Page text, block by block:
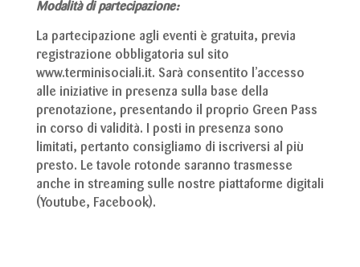
Modalità di partecipazione:
La partecipazione agli eventi è gratuita, previa
registrazione obbligatoria sul sito
www.terminisociali.it. Sarà consentito l’accesso
alle iniziative in presenza sulla base della
prenotazione, presentando il proprio Green Pass
in corso di validità. I posti in presenza sono
limitati, pertanto consigliamo di iscriversi al più
presto. Le tavole rotonde saranno trasmesse
anche in streaming sulle nostre piattaforme digitali
(Youtube, Facebook).